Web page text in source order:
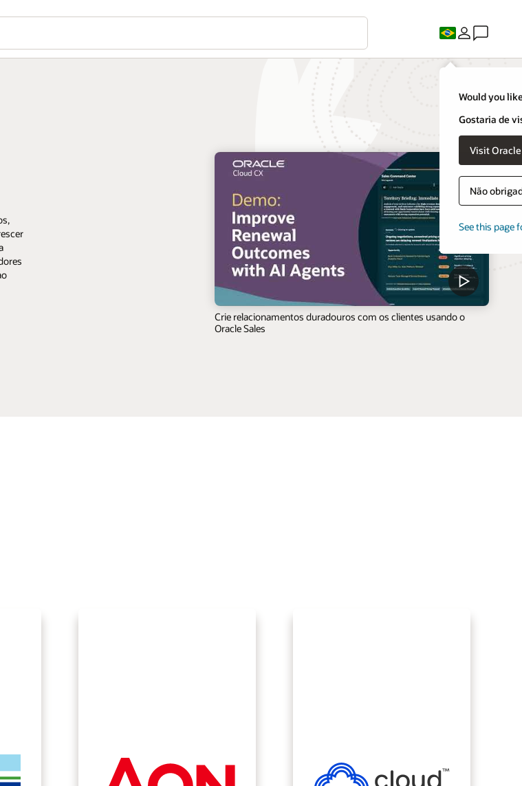
Would you
Gostaria de
Visit
Não
See this page
Crie relacionamentos duradouros com os clientes usando o
Oracle Sales